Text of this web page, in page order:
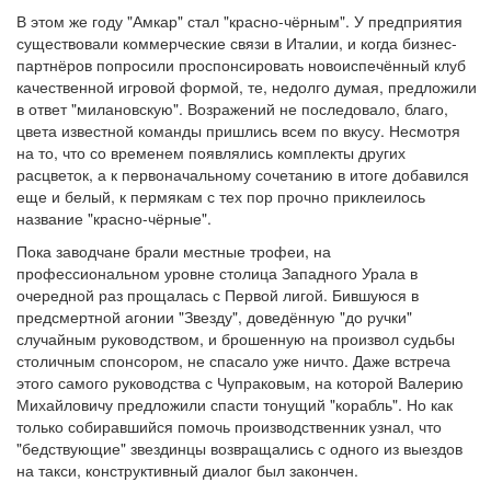
В этом же году "Амкар" стал "красно-чёрным". У предприятия
существовали коммерческие связи в Италии, и когда бизнес-
партнёров попросили проспонсировать новоиспечённый клуб
качественной игровой формой, те, недолго думая, предложили
в ответ "милановскую". Возражений не последовало, благо,
цвета известной команды пришлись всем по вкусу. Несмотря
на то, что со временем появлялись комплекты других
расцветок, а к первоначальному сочетанию в итоге добавился
еще и белый, к пермякам с тех пор прочно приклеилось
название "красно-чёрные".
Пока заводчане брали местные трофеи, на
профессиональном уровне столица Западного Урала в
очередной раз прощалась с Первой лигой. Бившуюся в
предсмертной агонии "Звезду", доведённую "до ручки"
случайным руководством, и брошенную на произвол судьбы
столичным спонсором, не спасало уже ничто. Даже встреча
этого самого руководства с Чупраковым, на которой Валерию
Михайловичу предложили спасти тонущий "корабль". Но как
только собиравшийся помочь производственник узнал, что
"бедствующие" звездинцы возвращались с одного из выездов
на такси, конструктивный диалог был закончен.